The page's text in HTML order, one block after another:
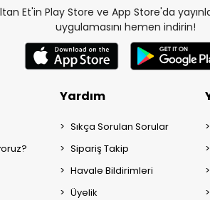
Et'in Play Store ve App Store'da
uygulamasını hemen indirin!
Yardım
Sıkça Sorulan Sorular
Sipariş Takip
Havale Bildirimleri
Üyelik